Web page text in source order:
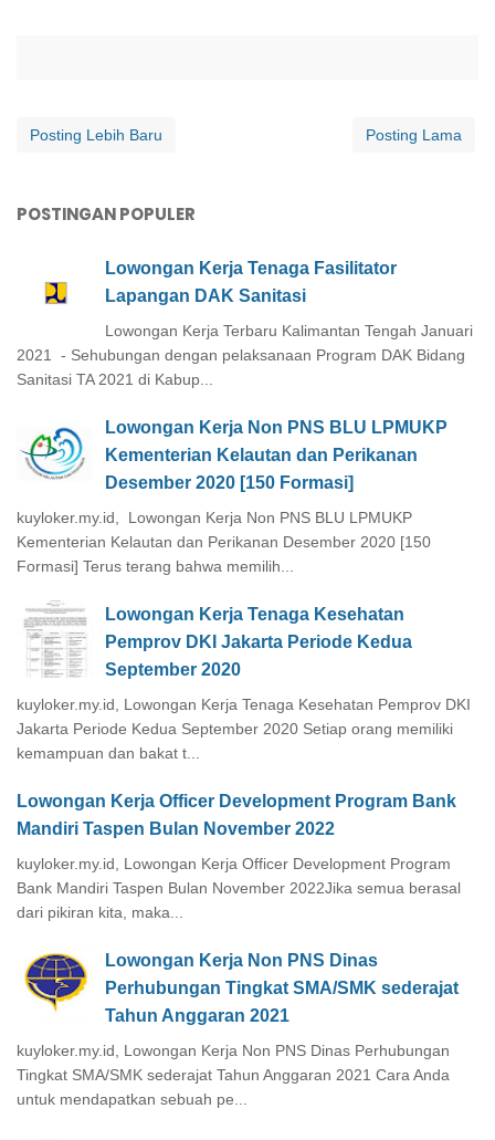
Posting Lebih Baru Posting Lama
POSTINGAN POPULER
Lowongan Kerja Tenaga Fasilitator
Lapangan DAK Sanitasi
Lowongan Kerja Terbaru Kalimantan Tengah Januari
2021 - Sehubungan dengan pelaksanaan Program DAK Bidang
Sanitasi TA 2021 di Kabup...
Lowongan Kerja Non PNS BLU LPMUKP
Kementerian Kelautan dan Perikanan
Desember 2020 [150 Formasi]
kuyloker.my.id, Lowongan Kerja Non PNS BLU LPMUKP
Kementerian Kelautan dan Perikanan Desember 2020 [150
Formasi] Terus terang bahwa memilih...
Lowongan Kerja Tenaga Kesehatan
Pemprov DKI Jakarta Periode Kedua
September 2020
kuyloker.my.id, Lowongan Kerja Tenaga Kesehatan Pemprov DKI
Jakarta Periode Kedua September 2020 Setiap orang memiliki
kemampuan dan bakat t...
Lowongan Kerja Officer Development Program Bank
Mandiri Taspen Bulan November 2022
kuyloker.my.id, Lowongan Kerja Officer Development Program
Bank Mandiri Taspen Bulan November 2022Jika semua berasal
dari pikiran kita, maka...
Lowongan Kerja Non PNS Dinas
Perhubungan Tingkat SMA/SMK sederajat
Tahun Anggaran 2021
kuyloker.my.id, Lowongan Kerja Non PNS Dinas Perhubungan
Tingkat SMA/SMK sederajat Tahun Anggaran 2021 Cara Anda
untuk mendapatkan sebuah pe...